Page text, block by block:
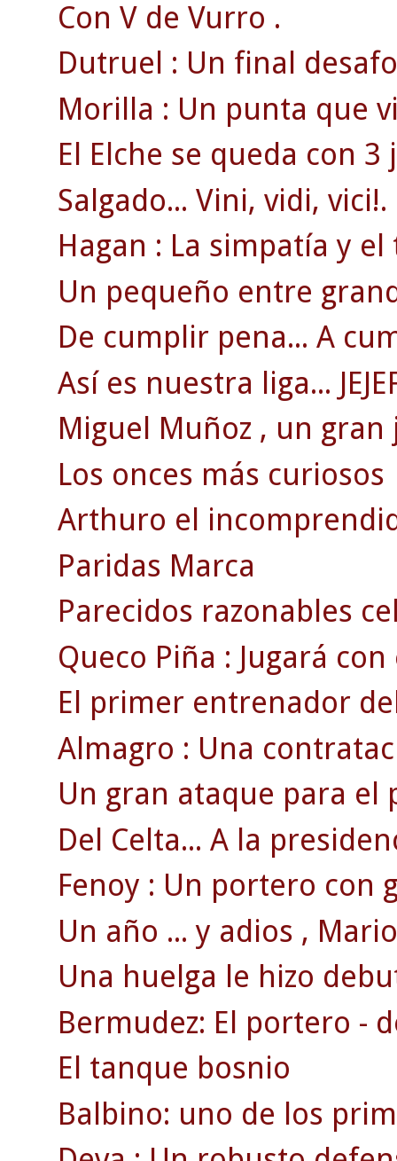
Con V de Vurro .
Dutruel : Un final
Morilla : Un punta que
El Elche se queda con
Salgado... Vini, vidi, vici!.
Hagan : La simpatía y
Un pequeño entre
De cumplir pena... A
Así es nuestra liga...
Miguel Muñoz , un
Los onces más curiosos
Arthuro el
Paridas Marca
Parecidos razonables
Queco Piña : Jugará
El primer entrenador
Almagro : Una
Un gran ataque para el
Del Celta... A la
Fenoy : Un portero con
Un año ... y adios ,
Una huelga le hizo
Bermudez: El portero -
El tanque bosnio
Balbino: uno de los